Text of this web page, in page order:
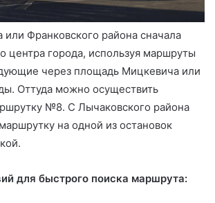
Франковского района сначала
центра города, используя маршруты
через площадь Мицкевича или
Оттуда можно осуществить
№8. С Лычаковского района
на одной из остановок
для быстрого поиска маршрута: